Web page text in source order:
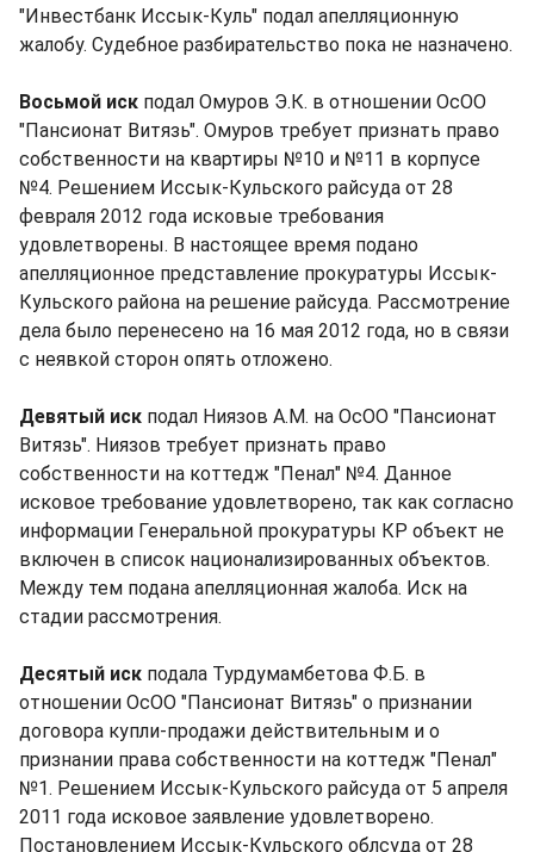
"Инвестбанк Иссык-Куль" подал апелляционную
жалобу. Судебное разбирательство пока не назначено.
Восьмой иск подал Омуров Э.К. в отношении ОсОО
"Пансионат Витязь". Омуров требует признать право
собственности на квартиры №10 и №11 в корпусе
№4. Решением Иссык-Кульского райсуда от 28
февраля 2012 года исковые требования
удовлетворены. В настоящее время подано
апелляционное представление прокуратуры Иссык-
Кульского района на решение райсуда. Рассмотрение
дела было перенесено на 16 мая 2012 года, но в связи
с неявкой сторон опять отложено.
Девятый иск подал Ниязов А.М. на ОсОО "Пансионат
Витязь". Ниязов требует признать право
собственности на коттедж "Пенал" №4. Данное
исковое требование удовлетворено, так как согласно
информации Генеральной прокуратуры КР объект не
включен в список национализированных объектов.
Между тем подана апелляционная жалоба. Иск на
стадии рассмотрения.
Десятый иск подала Турдумамбетова Ф.Б. в
отношении ОсОО "Пансионат Витязь" о признании
договора купли-продажи действительным и о
признании права собственности на коттедж "Пенал"
№1. Решением Иссык-Кульского райсуда от 5 апреля
2011 года исковое заявление удовлетворено.
Постановлением Иссык-Кульского облсуда от 28